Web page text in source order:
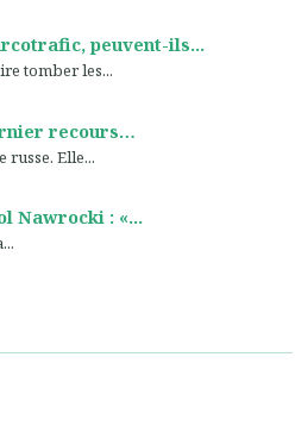
peuvent-ils...
tomber les...
recours…
russe. Elle...
Nawrocki : «...